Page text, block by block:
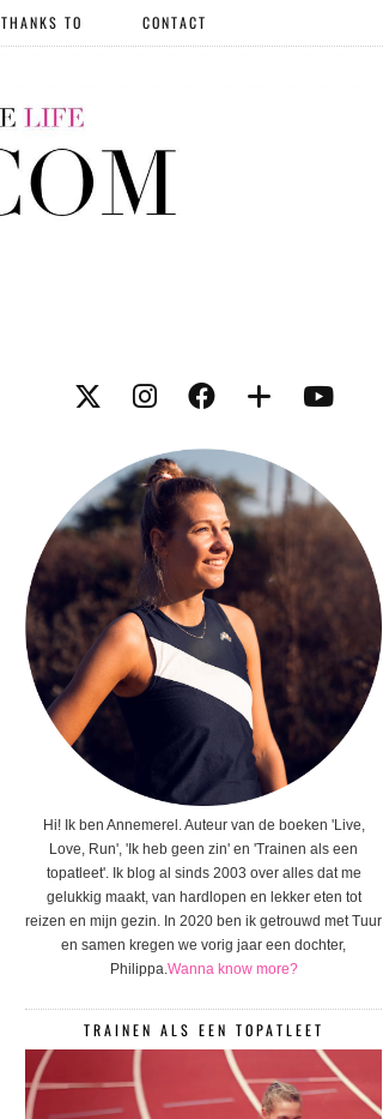
THANKS TO CONTACT
Hi! Ik ben Annemerel. Auteur van de boeken 'Live,
Love, Run', 'Ik heb geen zin' en 'Trainen als een
topatleet'. Ik blog al sinds 2003 over alles dat me
gelukkig maakt, van hardlopen en lekker eten tot
reizen en mijn gezin. In 2020 ben ik getrouwd met Tuur
en samen kregen we vorig jaar een dochter,
Philippa.Wanna know more?
TRAINEN ALS EEN TOPATLEET